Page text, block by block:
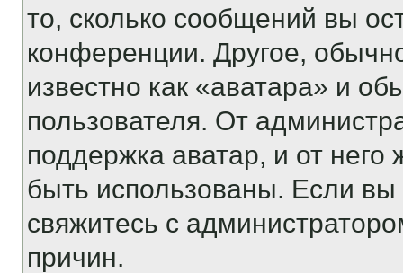
то, сколько сообщений вы
конференции. Другое,
известно как «аватара» и
пользователя. От
поддержка аватар, и от него
быть использованы. Если
свяжитесь с
причин.